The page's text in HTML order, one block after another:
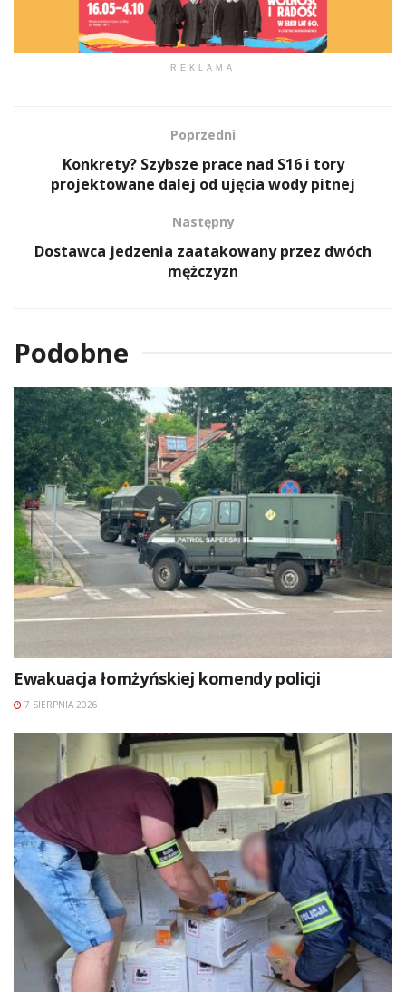
REKLAMA
Poprzedni
Konkrety? Szybsze prace nad S16 i tory
projektowane dalej od ujęcia wody pitnej
Następny
Dostawca jedzenia zaatakowany przez dwóch
mężczyzn
Podobne
Ewakuacja łomżyńskiej komendy policji
7 SIERPNIA 2026